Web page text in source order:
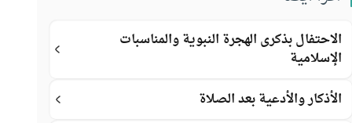
الاحتفال بذكرى الهجرة النبوية والمناسبات
الإسلامية
الأذكار والأدعية بعد الصلاة